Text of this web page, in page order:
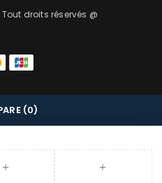
Tout droits réservés @
(0)